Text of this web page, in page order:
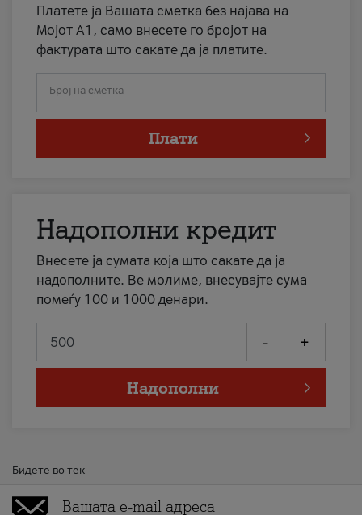
Платете ја Вашата сметка без најава на
Мојот А1, само внесете го бројот на
фактурата што сакате да ја платите.
Број на сметка
Плати
Надополни кредит
Внесете ја сумата која што сакате да ја
надополните. Ве молиме, внесувајте сума
помеѓу 100 и 1000 денари.
- +
Надополни
Бидете во тек